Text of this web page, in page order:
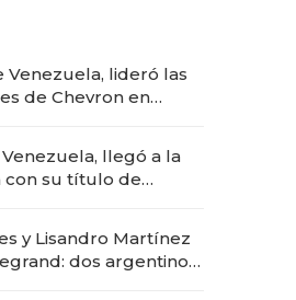
Venezuela, lideró las
de Chevron en
llegó a la
con su título de
"fast premium"
y Lisandro Martínez
dos argentinos